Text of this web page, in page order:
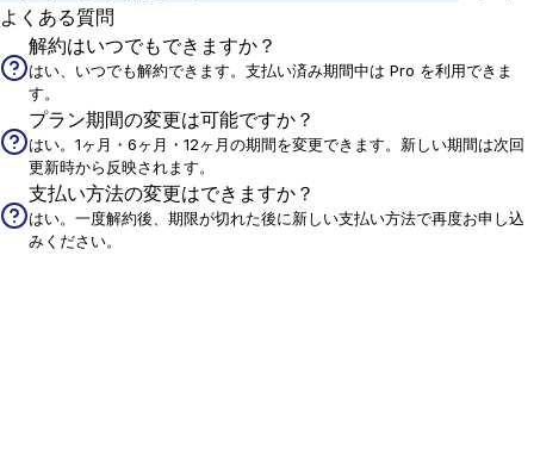
よくある質問
解約はいつでもできますか？
はい、いつでも解約できます。支払い済み期間中は Pro を利用できま
す。
プラン期間の変更は可能ですか？
はい。1ヶ月・6ヶ月・12ヶ月の期間を変更できます。新しい期間は次回
更新時から反映されます。
支払い方法の変更はできますか？
はい。一度解約後、期限が切れた後に新しい支払い方法で再度お申し込
みください。